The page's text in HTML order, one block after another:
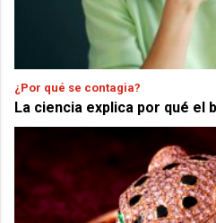
¿Por qué se contagia?
La ciencia explica por qué el